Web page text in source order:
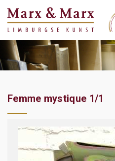
Femme mystique 1/1